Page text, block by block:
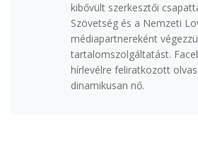
kibővült szerkesztői
Szövetség és a Nemzeti
médiapartnereként
tartalomszolgáltatást.
hírlevélre feliratkozott
dinamikusan nő.